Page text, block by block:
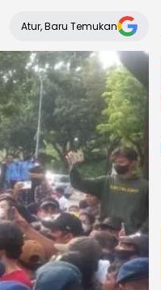
Atur, Baru Temukan